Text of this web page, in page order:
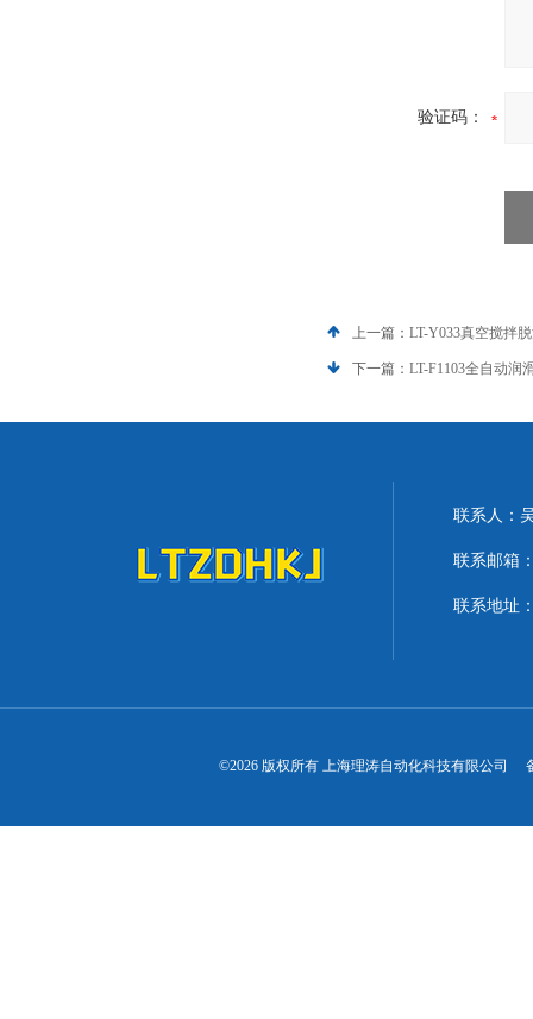
验证码：
上一篇： LT-Y033真空搅拌
下一篇： LT-F1103全自动润
联系人：
联系邮箱
联系地址
©2026 版权所有 上海理涛自动化科技有限公司